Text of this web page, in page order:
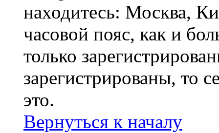
находитесь: Москва,
часовой пояс, как и
только
зарегистрированы, то
это.
Вернуться к началу